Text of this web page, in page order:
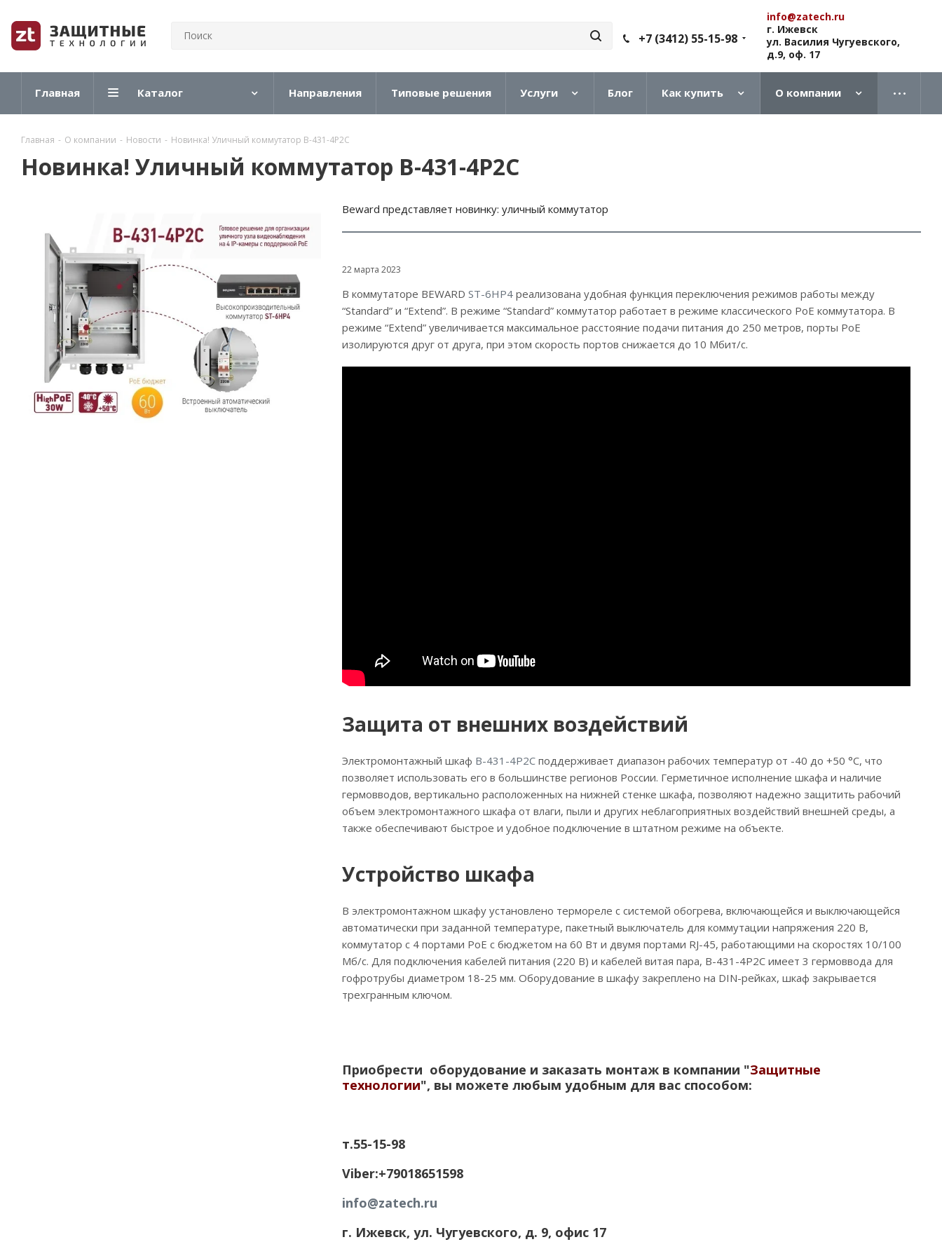
+7 (3412) 55-15-98
info@zatech.ru
г. Ижевск
ул. Василия Чугуевского,
д.9, оф. 17
Главная Каталог Направления Типовые решения Услуги Блог Как купить О компании
Главная - О компании - Новости - Новинка! Уличный коммутатор B-431-4P2C
Новинка! Уличный коммутатор B-431-4P2C
Beward представляет новинку: уличный коммутатор
22 марта 2023
В коммутаторе BEWARD ST-6HP4 реализована удобная функция переключения режимов работы между
“Standard” и “Extend”. В режиме “Standard” коммутатор работает в режиме классического PoE коммутатора. В
режиме “Extend” увеличивается максимальное расстояние подачи питания до 250 метров, порты PoE
изолируются друг от друга, при этом скорость портов снижается до 10 Мбит/с.
Защита от внешних воздействий
Электромонтажный шкаф B-431-4P2C поддерживает диапазон рабочих температур от -40 до +50 °С, что
позволяет использовать его в большинстве регионов России. Герметичное исполнение шкафа и наличие
гермовводов, вертикально расположенных на нижней стенке шкафа, позволяют надежно защитить рабочий
объем электромонтажного шкафа от влаги, пыли и других неблагоприятных воздействий внешней среды, а
также обеспечивают быстрое и удобное подключение в штатном режиме на объекте.
Устройство шкафа
В электромонтажном шкафу установлено термореле с системой обогрева, включающейся и выключающейся
автоматически при заданной температуре, пакетный выключатель для коммутации напряжения 220 В,
коммутатор с 4 портами PoE с бюджетом на 60 Вт и двумя портами RJ-45, работающими на скоростях 10/100
Мб/с. Для подключения кабелей питания (220 В) и кабелей витая пара, B-431-4P2C имеет 3 гермоввода для
гофротрубы диаметром 18-25 мм. Оборудование в шкафу закреплено на DIN-рейках, шкаф закрывается
трехгранным ключом.
Приобрести оборудование и заказать монтаж в компании "Защитные
технологии", вы можете любым удобным для вас способом:
т.55-15-98
Viber:+79018651598
info@zatech.ru
г. Ижевск, ул. Чугуевского, д. 9, офис 17